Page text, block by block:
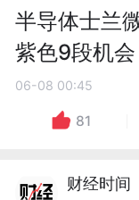
半导体士兰
紫色9段机会
06-08 00:45
81
财经时间